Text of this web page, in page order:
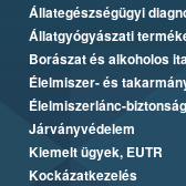
Állategészségügyi
Állatgyógyászati
Borászat és alkoholos
Élelmiszer- és
Élelmiszerlánc-
Járványvédelem
Kiemelt ügyek, EUTR
Kockázatkezelés